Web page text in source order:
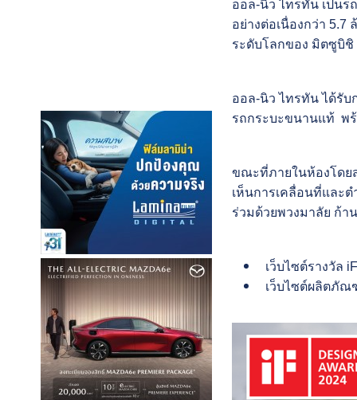
ออล-นิว ไทรทัน เป็นร
อย่างต่อเนื่องกว่า 5.7
ระดับโลกของ มิตซูบิชิ
ออล-นิว ไทรทัน ได้รับ
รถกระบะขนานแท้ พ
ขณะที่ภายในห้องโดย
เห็นการเคลื่อนที่และ
ร่วมด้วยพวงมาลัย ก้า
เว็บไซต์รางวัล
เว็บไซต์ผลิตภัณ